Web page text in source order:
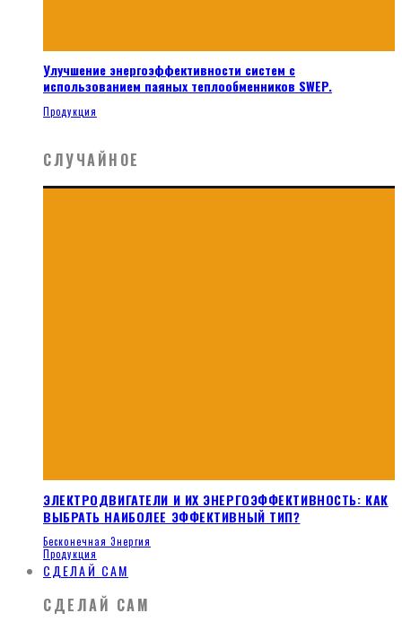
Улучшение энергоэффективности систем с
использованием паяных теплообменников SWEP.
Продукция
СЛУЧАЙНОЕ
ЭЛЕКТРОДВИГАТЕЛИ И ИХ ЭНЕРГОЭФФЕКТИВНОСТЬ: КАК
ВЫБРАТЬ НАИБОЛЕЕ ЭФФЕКТИВНЫЙ ТИП?
Бесконечная Энергия
Продукция
СДЕЛАЙ САМ
СДЕЛАЙ САМ